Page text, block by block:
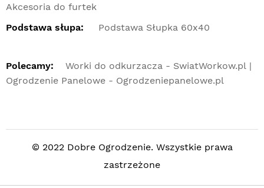
Akcesoria do furtek
Podstawa słupa:
Podstawa Słupka 60x40
Polecamy:
Worki do odkurzacza - SwiatWorkow.pl
Ogrodzenie Panelowe - Ogrodzeniepanelowe.pl
© 2022 Dobre Ogrodzenie. Wszystkie prawa
zastrzeżone